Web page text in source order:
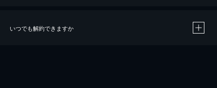
いつでも解約できますか